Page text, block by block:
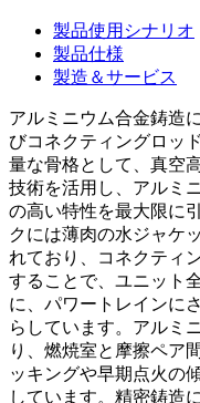
製品使用シナリオ
製品仕様
製造＆サービス
アルミニウム合金鋳造
びコネクティングロッ
量な骨格として、真空
技術を活用し、アルミ
の高い特性を最大限に
クには薄肉の水ジャケ
れており、コネクティ
することで、ユニット
に、パワートレインに
らしています。アルミ
り、燃焼室と摩擦ペア
ッキングや早期点火の
しています。精密鋳造